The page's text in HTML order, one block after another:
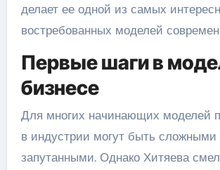
делает ее одной из самых
востребованных моделей
Первые шаги в
бизнесе
Для многих начинающих моделей
в индустрии могут быть сложными
запутанными. Однако Хитяева